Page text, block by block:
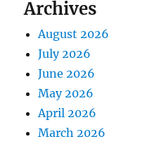
Archives
August 2026
July 2026
June 2026
May 2026
April 2026
March 2026